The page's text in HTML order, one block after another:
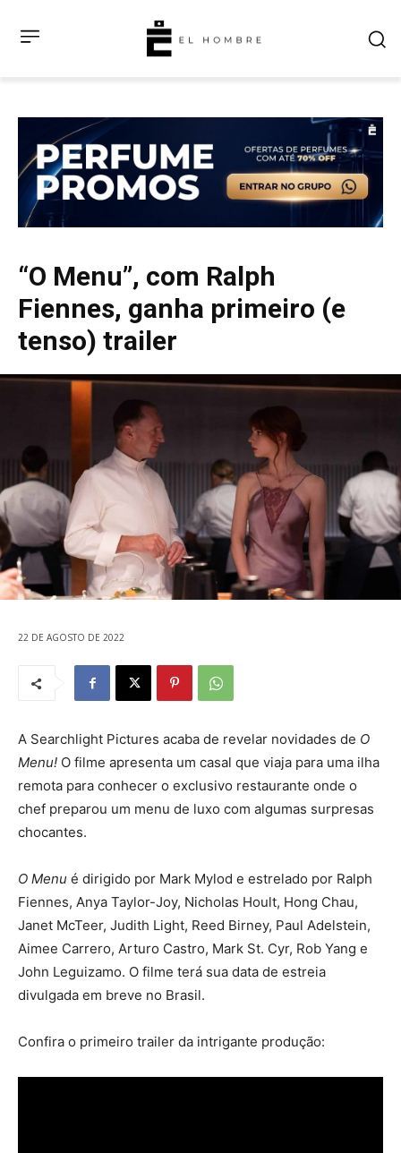
“O Menu”, com Ralph
Fiennes, ganha primeiro (e
tenso) trailer
22 DE AGOSTO DE 2022
A Searchlight Pictures acaba de revelar novidades de O
Menu! O filme apresenta um casal que viaja para uma ilha
remota para conhecer o exclusivo restaurante onde o
chef preparou um menu de luxo com algumas surpresas
chocantes.
O Menu é dirigido por Mark Mylod e estrelado por Ralph
Fiennes, Anya Taylor-Joy, Nicholas Hoult, Hong Chau,
Janet McTeer, Judith Light, Reed Birney, Paul Adelstein,
Aimee Carrero, Arturo Castro, Mark St. Cyr, Rob Yang e
John Leguizamo. O filme terá sua data de estreia
divulgada em breve no Brasil.
Confira o primeiro trailer da intrigante produção: